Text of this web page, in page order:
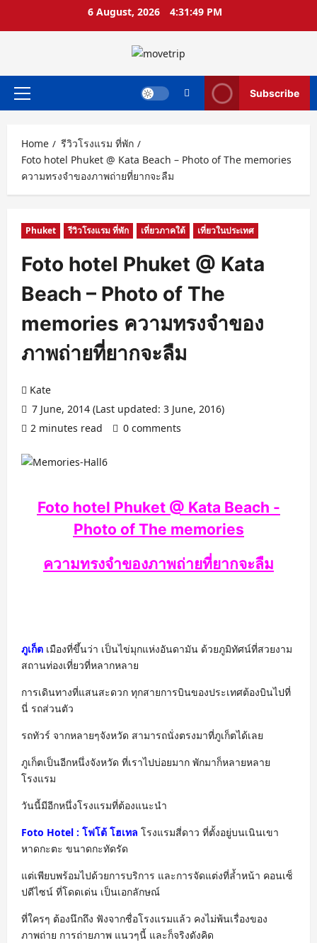
6 August, 2026 4:31:52 PM
Primary
Subscribe
Home
รีวิวโรงแรม ที่พัก
Foto hotel Phuket @ Kata Beach – Photo of The memories
ความทรงจำของภาพถ่ายที่ยากจะลืม
Phuket รีวิวโรงแรม ที่พัก เที่ยวภาคใต้ เที่ยวในประเทศ
Foto hotel Phuket @ Kata
Beach – Photo of The
memories ความทรงจำของ
ภาพถ่ายที่ยากจะลืม
Kate
7 June, 2014 (Last updated: 3 June, 2016)
2 minutes read
0 comments
Foto hotel Phuket @ Kata Beach -
Photo of The memories
ความทรงจำของภาพถ่ายที่ยากจะลืม
ภูเก็ต เมืองที่ขึ้นว่า เป็นไข่มุกแห่งอันดามัน ด้วยภูมิทัศน์ที่สวยงาม
สถานท่องเที่ยวที่หลากหลาย
การเดินทางที่แสนสะดวก ทุกสายการบินของประเทศต้องบินไปที่
นี่ รถส่วนตัว
รถทัวร์ จากหลายๆจังหวัด สามารถนั่งตรงมาที่ภูเก็ตได้เลย
ภูเก็ตเป็นอีกหนึ่งจังหวัด ที่เราไปบ่อยมาก พักมาก็หลายหลาย
โรงแรม
วันนี้มีอีกหนึ่งโรงแรมที่ต้องแนะนำ
Foto Hotel : โฟโต้ โฮเทล โรงแรมสี่ดาว ที่ตั้งอยู่บนเนินเขา
หาดกะตะ ขนาดกะทัดรัด
แต่เพียบพร้อมไปด้วยการบริการ และการจัดแต่งที่ล้ำหน้า คอนเซ็
ปดีไซน์ ที่โดดเด่น เป็นเอกลักษณ์
ที่ใครๆ ต้องนึกถึง ฟังจากชื่อโรงแรมแล้ว คงไม่พ้นเรื่องของ
ภาพถ่าย การถ่ายภาพ แนวๆนี้ และก็จริงดังคิด